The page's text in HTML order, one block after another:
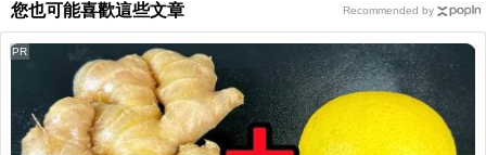
您也可能喜歡這些文章
PR
Recommended by